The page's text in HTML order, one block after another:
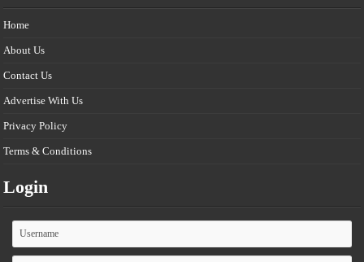
Home
About Us
Contact Us
Advertise With Us
Privacy Policy
Terms & Conditions
Login